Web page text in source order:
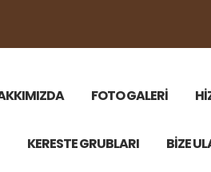
FOTO GALERİ
KERESTE GRUBLARI BİZE